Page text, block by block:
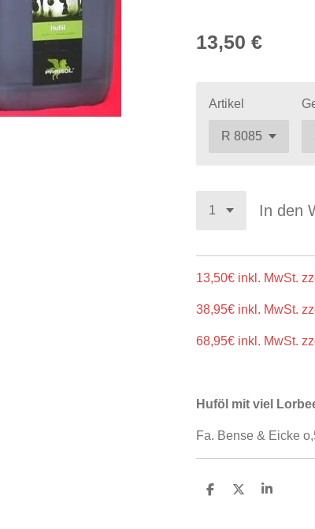
13,50 €
Artikel
In den
13,50€ inkl. MwSt.
38,95€ inkl. MwSt.
68,95€ inkl. MwSt.
Huföl mit viel
Fa. Bense & Eicke
T
T
T